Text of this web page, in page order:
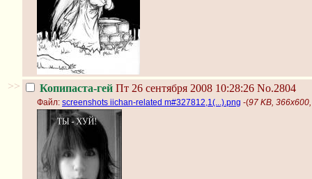
>> Копипаста-гей Пт 26 сентября 2008 10:28:26 No.2804
Файл: screenshots iichan-related m#327812,1(...).png -(97 KB,